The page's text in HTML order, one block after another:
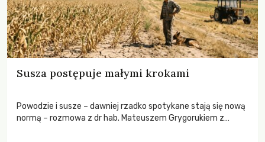
Susza postępuje małymi krokami
Powodzie i susze – dawniej rzadko spotykane stają się nową
normą – rozmowa z dr hab. Mateuszem Grygorukiem z